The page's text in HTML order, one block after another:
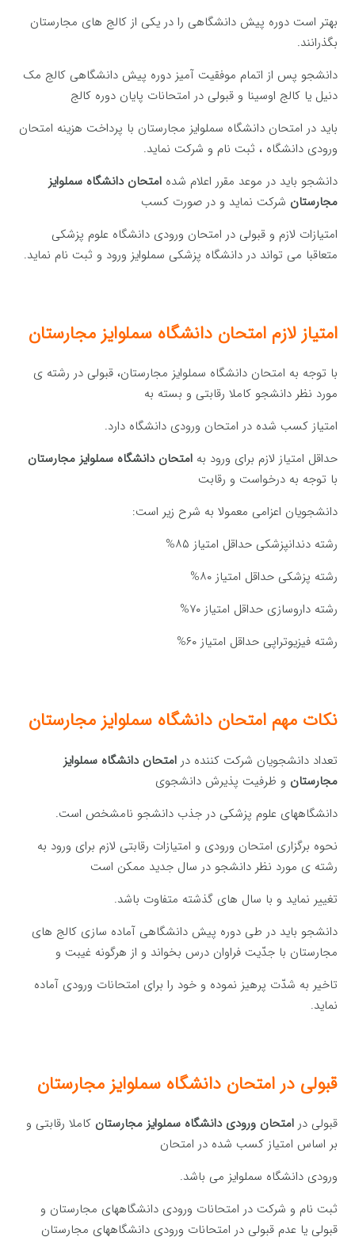
بهتر است دوره پیش دانشگاهی را در یکی از کالج های مجارستان
بگذرانند.
دانشجو پس از اتمام موفقیت آمیز دوره پیش دانشگاهی کالج مک
دنیل یا کالج اوسینا و قبولی در امتحانات پایان دوره کالج
باید در امتحان دانشگاه سملوایز مجارستان با پرداخت هزینه امتحان
ورودی دانشگاه ، ثبت نام و شرکت نماید.
دانشجو باید در موعد مقرر اعلام شدهامتحان دانشگاه سملوایز
مجارستان شرکت نماید و در صورت کسب
امتیازات لازم و قبولی در امتحان ورودی دانشگاه علوم پزشکی
متعاقبا می تواند در دانشگاه پزشکی سملوایز ورود و ثبت نام نماید.
امتیاز لازم امتحان دانشگاه سملوایز مجارستان
با توجه به امتحان دانشگاه سملوایز مجارستان، قبولی در رشته ی
مورد نظر دانشجو کاملا رقابتی و بسته به
امتیاز کسب شده در امتحان ورودی دانشگاه دارد.
حداقل امتیاز لازم برای ورود بهامتحان دانشگاه سملوایز مجارستان
با توجه به درخواست و رقابت
دانشجویان اعزامی معمولا به شرح زیر است:
رشته دندانپزشکی حداقل امتیاز ۸۵%
رشته پزشکی حداقل امتیاز ۸۰%
رشته داروسازی حداقل امتیاز ۷۰%
رشته فیزیوتراپی حداقل امتیاز ۶۰%
نکات مهم امتحان دانشگاه سملوایز مجارستان
تعداد دانشجویان شرکت کننده درامتحان دانشگاه سملوایز
مجارستان و ظرفیت پذیرش دانشجوی
دانشگاههای علوم پزشکی در جذب دانشجو نامشخص است.
نحوه برگزاری امتحان ورودی و امتیازات رقابتی لازم برای ورود به
رشته ی مورد نظر دانشجو در سال جدید ممکن است
تغییر نماید و با سال های گذشته متفاوت باشد.
دانشجو باید در طی دوره پیش دانشگاهی آماده سازی کالج های
مجارستان با جدّیت فراوان درس بخواند و از هرگونه غیبت و
تاخیر به شدّت پرهیز نموده و خود را برای امتحانات ورودی آماده
نماید.
قبولی در امتحان دانشگاه سملوایز مجارستان
قبولی درامتحان ورودی دانشگاه سملوایز مجارستانکاملا رقابتی و
بر اساس امتیاز کسب شده در امتحان
ورودی دانشگاه سملوایز می باشد.
ثبت نام و شرکت در امتحانات ورودی دانشگاههای مجارستان و
قبولی یا عدم قبولی در امتحانات ورودی دانشگاههای مجارستان